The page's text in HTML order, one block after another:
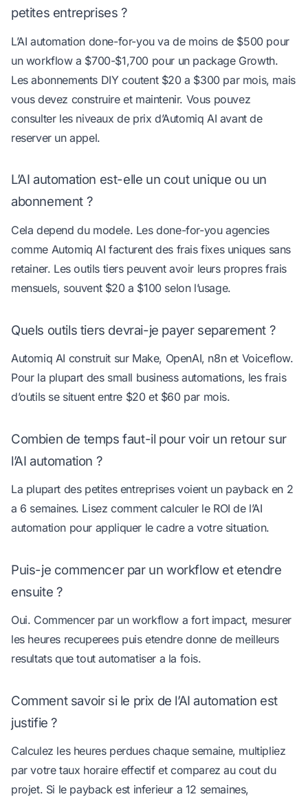
petites entreprises ?
L’AI automation done-for-you va de moins de $500 pour
un workflow a $700-$1,700 pour un package Growth.
Les abonnements DIY coutent $20 a $300 par mois, mais
vous devez construire et maintenir. Vous pouvez
consulter les niveaux de prix d’Automiq AI avant de
reserver un appel.
L’AI automation est-elle un cout unique ou un
abonnement ?
Cela depend du modele. Les done-for-you agencies
comme Automiq AI facturent des frais fixes uniques sans
retainer. Les outils tiers peuvent avoir leurs propres frais
mensuels, souvent $20 a $100 selon l’usage.
Quels outils tiers devrai-je payer separement ?
Automiq AI construit sur Make, OpenAI, n8n et Voiceflow.
Pour la plupart des small business automations, les frais
d’outils se situent entre $20 et $60 par mois.
Combien de temps faut-il pour voir un retour sur
l’AI automation ?
La plupart des petites entreprises voient un payback en 2
a 6 semaines. Lisez comment calculer le ROI de l’AI
automation pour appliquer le cadre a votre situation.
Puis-je commencer par un workflow et etendre
ensuite ?
Oui. Commencer par un workflow a fort impact, mesurer
les heures recuperees puis etendre donne de meilleurs
resultats que tout automatiser a la fois.
Comment savoir si le prix de l’AI automation est
justifie ?
Calculez les heures perdues chaque semaine, multipliez
par votre taux horaire effectif et comparez au cout du
projet. Si le payback est inferieur a 12 semaines,